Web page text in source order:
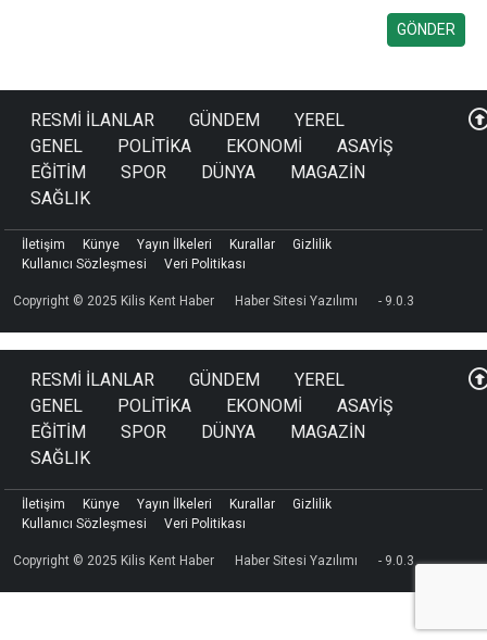
RESMİ İLANLAR GÜNDEM
YEREL
GENEL
POLİTİKA EKONOMİ
ASAYİŞ
EĞİTİM
SPOR DÜNYA
MAGAZİN
SAĞLIK
Copyright © 2025 Kilis Kent Haber Haber Sitesi Yazılımı - 9.0.3
İletişim Künye Yayın İlkeleri Kurallar
Gizlilik
Kullanıcı Sözleşmesi
Veri Politikası
RESMİ İLANLAR GÜNDEM
YEREL
GENEL
POLİTİKA EKONOMİ
ASAYİŞ
EĞİTİM
SPOR DÜNYA
MAGAZİN
SAĞLIK
Copyright © 2025 Kilis Kent Haber Haber Sitesi Yazılımı - 9.0.3
İletişim Künye Yayın İlkeleri Kurallar
Gizlilik
Kullanıcı Sözleşmesi
Veri Politikası